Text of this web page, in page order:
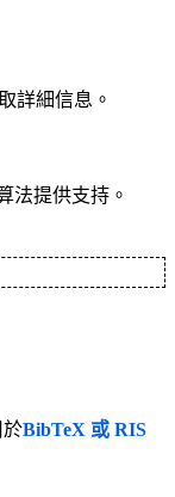
詳細信息。
法提供支持。
於BibTeX 或 RIS